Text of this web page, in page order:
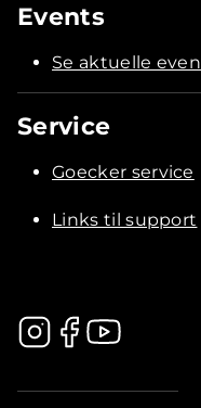
Events
Se aktuelle
Service
Goecker service
Links til support